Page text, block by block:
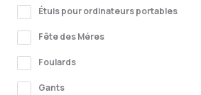
Étuis pour ordinateurs portables
Fête des Méres
Foulards
Gants